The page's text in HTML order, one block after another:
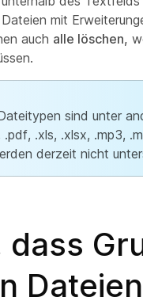
mit
auch alle löschen,
sind unter
.pdf, .xls, .xlsx, .mp3,
derzeit nicht